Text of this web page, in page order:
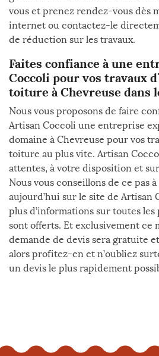
vous et prenez rendez-vous dès
internet ou contactez-le
de réduction sur les travaux.
Faites confiance à une
Coccoli pour vos travaux
toiture à Chevreuse dans
Nous vous proposons de faire
Artisan Coccoli une entreprise
domaine à Chevreuse pour vos
toiture au plus vite. Artisan
attentes, à votre disposition et
Nous vous conseillons de ce pas
aujourd’hui sur le site de Artisan
plus d’informations sur toutes
sont offerts. Et exclusivement ce
demande de devis sera gratuite
alors profitez-en et n’oubliez
un devis le plus rapidement